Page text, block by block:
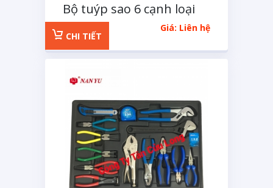
Bộ tuýp sao 6 cạnh loại
tuýp E 14 chi tiết
Giá: Liên hệ
CHI TIẾT